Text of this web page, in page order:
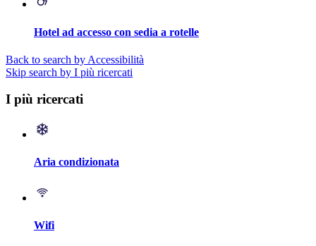
Hotel ad accesso con sedia a rotelle
Back to search by Accessibilità
Skip search by I più ricercati
I più ricercati
Aria condizionata
Wifi